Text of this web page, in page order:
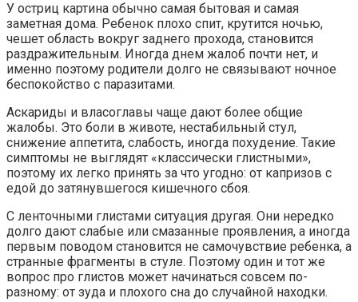
У остриц картина обычно самая бытовая и самая
заметная дома. Ребенок плохо спит, крутится ночью,
чешет область вокруг заднего прохода, становится
раздражительным. Иногда днем жалоб почти нет, и
именно поэтому родители долго не связывают ночное
беспокойство с паразитами.
Аскариды и власоглавы чаще дают более общие
жалобы. Это боли в животе, нестабильный стул,
снижение аппетита, слабость, иногда похудение. Такие
симптомы не выглядят «классически глистными»,
поэтому их легко принять за что угодно: от капризов с
едой до затянувшегося кишечного сбоя.
С ленточными глистами ситуация другая. Они нередко
долго дают слабые или смазанные проявления, а иногда
первым поводом становится не самочувствие ребенка, а
странные фрагменты в стуле. Поэтому один и тот же
вопрос про глистов может начинаться совсем по-
разному: от зуда и плохого сна до случайной находки.